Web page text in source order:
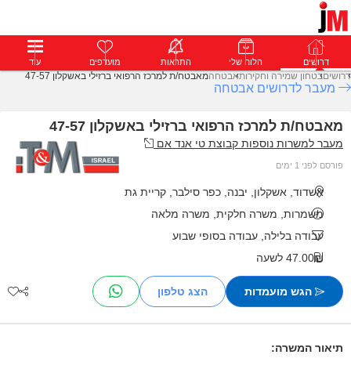
דרושים פרופילים הודעות פרימיום דרושים הלוח שלי התראות מועדפים עוד
דרושיםבטחון שמירה וחקירותאבטחהמאבטח/ת למרכז הרפואי ברזילי באשקלון 47-57
מעבר לדרושים אבטחה
מאבטח/ת למרכז הרפואי ברזילי באשקלון 47-57
מעבר למשרות נוספות קבוצת טי אנד אם
פורסם לפני 1 ימים
אשדוד, אשקלון, יבנה, כפר סילבר, קריית גת
משמרות, משרה חלקית, משרה מלאה
עבודה בלילה, עבודה בסופי שבוע
47.00₪ לשעה
הגש מועמדות
תיאור המשרה: